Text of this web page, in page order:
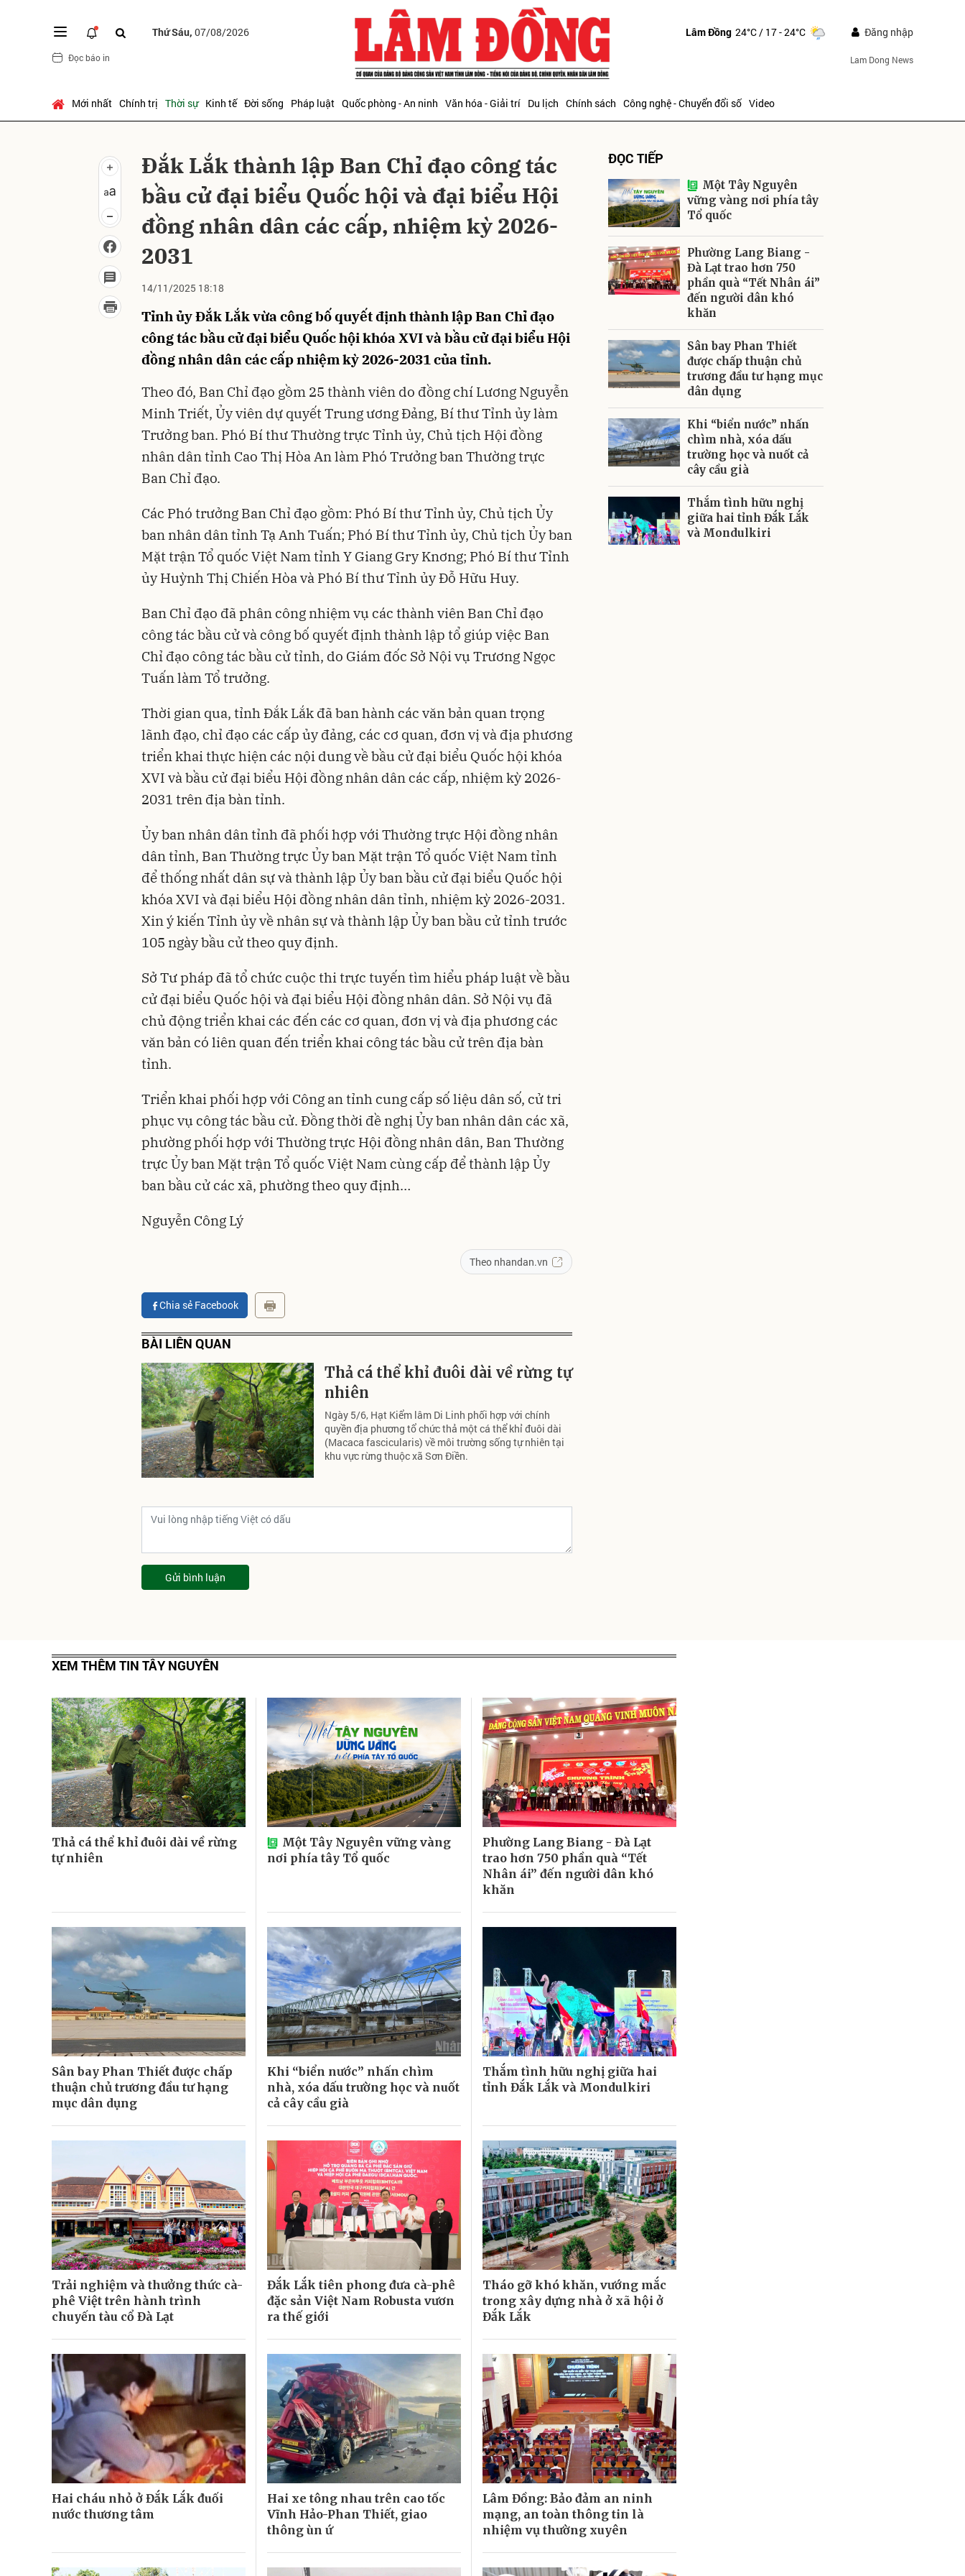
Thứ Sáu, 07/08/2026
Đọc báo in
Lâm Đồng 24°C/ 17 - 24°C Đăng nhập
Lam Dong News
Mới nhất Chính trị Thời sự Kinh tế Đời sống Pháp luật Quốc phòng - An ninh Văn hóa - Giải trí Du lịch Chính sách Công nghệ - Chuyển đổi số Video
Đắk Lắk thành lập Ban Chỉ đạo công tác
bầu cử đại biểu Quốc hội và đại biểu Hội
đồng nhân dân các cấp, nhiệm kỳ 2026-
2031
14/11/2025 18:18
Tỉnh ủy Đắk Lắk vừa công bố quyết định thành lập Ban Chỉ đạo
công tác bầu cử đại biểu Quốc hội khóa XVI và bầu cử đại biểu Hội
đồng nhân dân các cấp nhiệm kỳ 2026-2031 của tỉnh.
Theo đó, Ban Chỉ đạo gồm 25 thành viên do đồng chí Lương Nguyễn
Minh Triết, Ủy viên dự quyết Trung ương Đảng, Bí thư Tỉnh ủy làm
Trưởng ban. Phó Bí thư Thường trực Tỉnh ủy, Chủ tịch Hội đồng
nhân dân tỉnh Cao Thị Hòa An làm Phó Trưởng ban Thường trực
Ban Chỉ đạo.
Các Phó trưởng Ban Chỉ đạo gồm: Phó Bí thư Tỉnh ủy, Chủ tịch Ủy
ban nhân dân tỉnh Tạ Anh Tuấn; Phó Bí thư Tỉnh ủy, Chủ tịch Ủy ban
Mặt trận Tổ quốc Việt Nam tỉnh Y Giang Gry Knơng; Phó Bí thư Tỉnh
ủy Huỳnh Thị Chiến Hòa và Phó Bí thư Tỉnh ủy Đỗ Hữu Huy.
Ban Chỉ đạo đã phân công nhiệm vụ các thành viên Ban Chỉ đạo
công tác bầu cử và công bố quyết định thành lập tổ giúp việc Ban
Chỉ đạo công tác bầu cửtỉnh, do Giám đốc Sở Nội vụ Trương Ngọc
Tuấn làm Tổ trưởng.
Thời gian qua, tỉnh Đắk Lắk đã ban hành các văn bản quan trọng
lãnh đạo, chỉ đạo các cấp ủy đảng, các cơ quan, đơn vị và địa phương
triển khai thực hiện các nội dung về bầu cử đại biểu Quốc hội khóa
XVI và bầu cử đại biểu Hội đồng nhân dân các cấp, nhiệm kỳ 2026-
2031 trên địa bàn tỉnh.
Ủy ban nhân dân tỉnh đã phối hợp với Thường trực Hội đồng nhân
dân tỉnh, Ban Thường trực Ủy ban Mặt trận Tổ quốc Việt Nam tỉnh
để thống nhất dân sự và thành lập Ủy ban bầu cử đại biểu Quốc hội
khóa XVI và đại biểu Hội đồng nhân dân tỉnh, nhiệm kỳ 2026-2031.
Xin ý kiến Tỉnh ủy về nhân sự và thành lập Ủy ban bầu cử tỉnh trước
105 ngày bầu cử theo quy định.
Sở Tư pháp đã tổ chức cuộc thi trực tuyến tìm hiểu pháp luật về bầu
cử đại biểu Quốc hội và đại biểu Hội đồng nhân dân. Sở Nội vụ đã
chủ động triển khai các đến các cơ quan, đơn vị và địa phương các
văn bản có liên quan đến triển khai công tác bầu cử trên địa bàn
tỉnh.
Triển khai phối hợp với Công an tỉnh cung cấp số liệu dân số, cử tri
phục vụ công tác bầu cử. Đồng thời đề nghị Ủy ban nhân dân các xã,
phường phối hợp với Thường trực Hội đồng nhân dân, Ban Thường
trực Ủy ban Mặt trận Tổ quốc Việt Nam cùng cấp để thành lập Ủy
ban bầu cử các xã, phường theo quy định…
Nguyễn Công Lý
Theo nhandan.vn
Chia sẻ Facebook
BÀI LIÊN QUAN
Thả cá thể khỉ đuôi dài về rừng tự
nhiên
Ngày 5/6, Hạt Kiểm lâm Di Linh phối hợp với chính
quyền địa phương tổ chức thả một cá thể khỉ đuôi dài
(Macaca fascicularis) về môi trường sống tự nhiên tại
khu vực rừng thuộc xã Sơn Điền.
Gửi bình luận
ĐỌC TIẾP
Một Tây Nguyên
vững vàng nơi phía tây
Tổ quốc
Phường Lang Biang -
Đà Lạt trao hơn 750
phần quà “Tết Nhân ái”
đến người dân khó
khăn
Sân bay Phan Thiết
được chấp thuận chủ
trương đầu tư hạng mục
dân dụng
Khi “biển nước” nhấn
chìm nhà, xóa dấu
trường học và nuốt cả
cây cầu già
Thắm tình hữu nghị
giữa hai tỉnh Đắk Lắk
và Mondulkiri
XEM THÊM TIN TÂY NGUYÊN
Thả cá thể khỉ đuôi dài về rừng
tự nhiên
Một Tây Nguyên vững vàng
nơi phía tây Tổ quốc
Phường Lang Biang - Đà Lạt
trao hơn 750 phần quà “Tết
Nhân ái” đến người dân khó
khăn
Sân bay Phan Thiết được chấp
thuận chủ trương đầu tư hạng
mục dân dụng
Khi “biển nước” nhấn chìm
nhà, xóa dấu trường học và nuốt
cả cây cầu già
Thắm tình hữu nghị giữa hai
tỉnh Đắk Lắk và Mondulkiri
Trải nghiệm và thưởng thức cà-
phê Việt trên hành trình
chuyến tàu cổ Đà Lạt
Đắk Lắk tiên phong đưa cà-phê
đặc sản Việt Nam Robusta vươn
ra thế giới
Tháo gỡ khó khăn, vướng mắc
trong xây dựng nhà ở xã hội ở
Đắk Lắk
Hai cháu nhỏ ở Đắk Lắk đuối
nước thương tâm
Hai xe tông nhau trên cao tốc
Vĩnh Hảo-Phan Thiết, giao
thông ùn ứ
Lâm Đồng: Bảo đảm an ninh
mạng, an toàn thông tin là
nhiệm vụ thường xuyên
Gửi bình luận
Gửi